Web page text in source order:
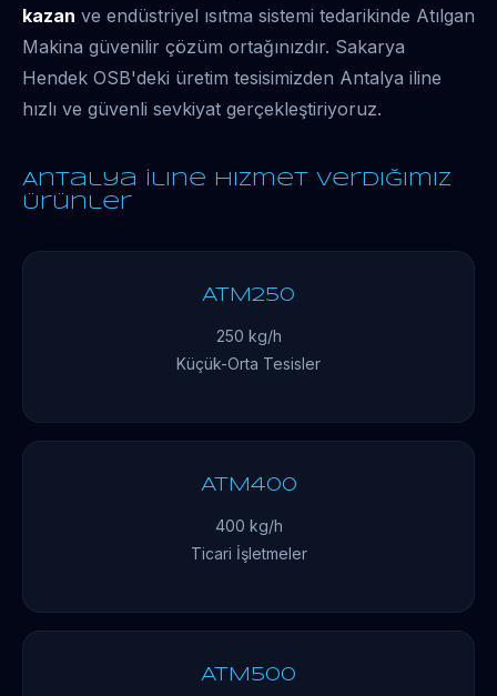
kazan ve endüstriyel ısıtma sistemi tedarikinde Atılgan
Makina güvenilir çözüm ortağınızdır. Sakarya
Hendek OSB'deki üretim tesisimizden Antalya iline
hızlı ve güvenli sevkiyat gerçekleştiriyoruz.
Antalya İline Hizmet Verdiğimiz
Ürünler
ATM250
250 kg/h
Küçük-Orta Tesisler
ATM400
400 kg/h
Ticari İşletmeler
ATM500